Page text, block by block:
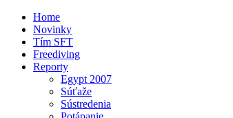
Home
Novinky
Tím SFT
Freediving
Reporty
Egypt 2007
Súťaže
Sústredenia